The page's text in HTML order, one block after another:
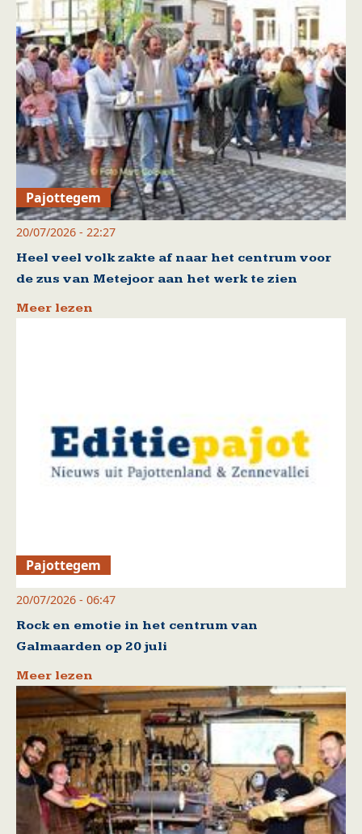
Pajottegem
20/07/2026 - 22:27
Heel veel volk zakte af naar het centrum voor
de zus van Metejoor aan het werk te zien
Meer lezen
Pajottegem
20/07/2026 - 06:47
Rock en emotie in het centrum van
Galmaarden op 20 juli
Meer lezen